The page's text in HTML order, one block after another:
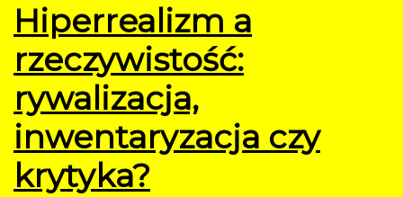
Hiperrealizm a
rzeczywistość:
rywalizacja,
inwentaryzacja czy
krytyka?